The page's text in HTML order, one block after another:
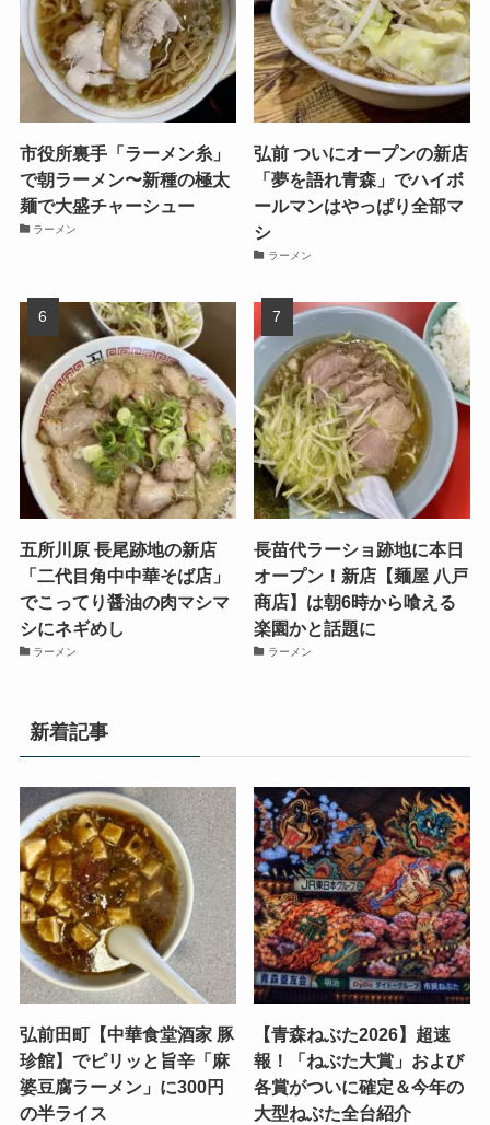
市役所裏手「ラーメン糸」
で朝ラーメン〜新種の極太
麺で大盛チャーシュー
ラーメン
弘前 ついにオープンの新店
「夢を語れ青森」でハイボ
ールマンはやっぱり全部マ
シ
ラーメン
五所川原 長尾跡地の新店
「二代目角中中華そば店」
でこってり醤油の肉マシマ
シにネギめし
ラーメン
長苗代ラーショ跡地に本日
オープン！新店【麺屋 八戸
商店】は朝6時から喰える
楽園かと話題に
ラーメン
新着記事
弘前田町【中華食堂酒家 豚
珍館】でピリッと旨辛「麻
婆豆腐ラーメン」に300円
の半ライス
【青森ねぶた2026】超速
報！「ねぶた大賞」および
各賞がついに確定＆今年の
大型ねぶた全台紹介